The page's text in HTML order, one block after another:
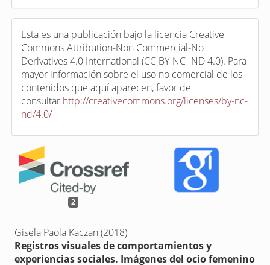
Esta es una publicación bajo la licencia Creative
Commons Attribution-Non Commercial-No
Derivatives 4.0 International (CC BY-NC- ND 4.0). Para
mayor información sobre el uso no comercial de los
contenidos que aquí aparecen, favor de
consultar http://creativecommons.org/licenses/by-nc-
nd/4.0/
2
Gisela Paola Kaczan (2018)
Registros visuales de comportamientos y
experiencias sociales. Imágenes del ocio femenino